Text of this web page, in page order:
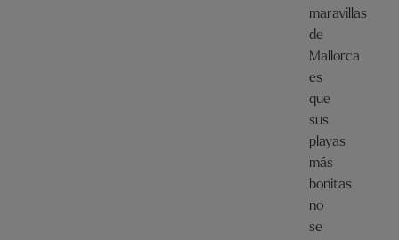
maravillas
de
Mallorca
es
que
sus
playas
más
bonitas
no
se